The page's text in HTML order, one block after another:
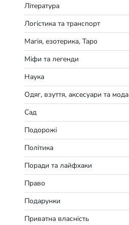
Література
Логістика та транспорт
Магія, езотерика, Таро
Міфи та легенди
Наука
Одяг, взуття, аксесуари та мода
Сад
Подорожі
Політика
Поради та лайфхаки
Право
Подарунки
Приватна власність